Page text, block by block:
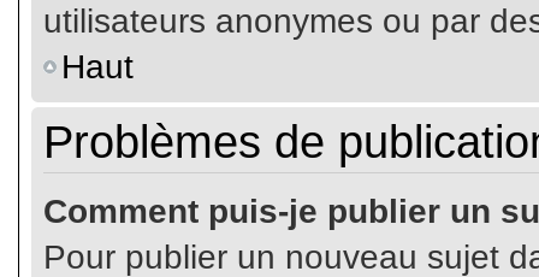
utilisateurs anonymes ou par
Haut
Problèmes de
Comment puis-je publier un
Pour publier un nouveau sujet